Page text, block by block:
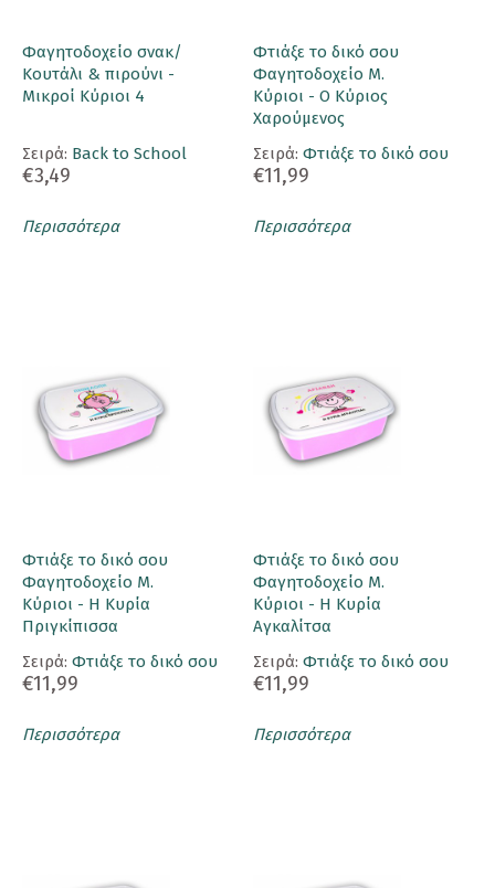
Φαγητοδοχείο σνακ/
Κουτάλι & πιρούνι -
Μικροί Κύριοι 4
Σειρά: Back to School
€3,49
Περισσότερα
Φτιάξε το δικό σου
Φαγητοδοχείο Μ.
Κύριοι - Ο Κύριος
Χαρούμενος
Σειρά: Φτιάξε το δικό σου
€11,99
Περισσότερα
Φτιάξε το δικό σου
Φαγητοδοχείο Μ.
Κύριοι - Η Κυρία
Πριγκίπισσα
Σειρά: Φτιάξε το δικό σου
€11,99
Περισσότερα
Φτιάξε το δικό σου
Φαγητοδοχείο Μ.
Κύριοι - Η Κυρία
Αγκαλίτσα
Σειρά: Φτιάξε το δικό σου
€11,99
Περισσότερα